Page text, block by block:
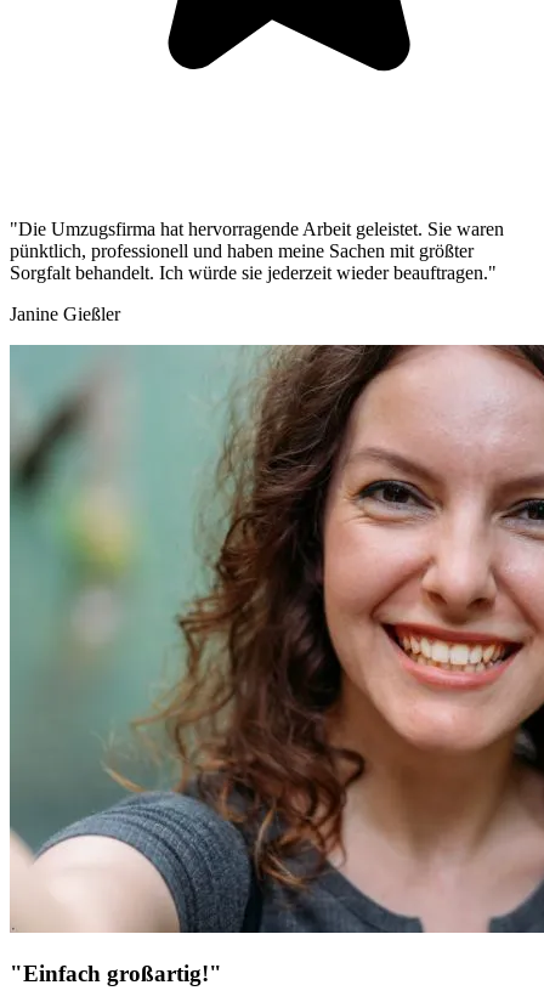
"Die Umzugsfirma hat hervorragende Arbeit geleistet. Sie waren
pünktlich, professionell und haben meine Sachen mit größter
Sorgfalt behandelt. Ich würde sie jederzeit wieder beauftragen."
Janine Gießler
"Einfach großartig!"